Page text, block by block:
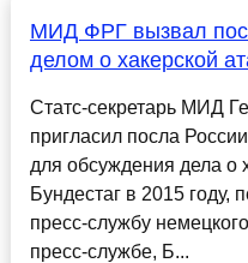
МИД ФРГ вызвал
делом о хакерской
Статс-секретарь МИД
пригласил посла
для обсуждения дела о
Бундестаг в 2015 году,
пресс-службу
пресс-службе, Б...